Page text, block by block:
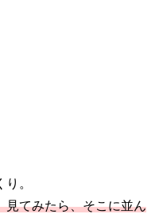
。
見てみたら、そこに並ん